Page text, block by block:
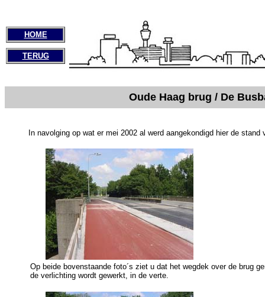
HOME
TERUG
Oude Haag brug / De
In navolging op wat er mei 2002 al werd aangekondigd hier de stand
Op beide bovenstaande foto´s ziet u dat het wegdek over de brug
de verlichting wordt gewerkt, in de verte.